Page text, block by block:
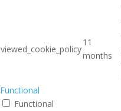
viewed_cookie_policy
11
months
Functional
Functional